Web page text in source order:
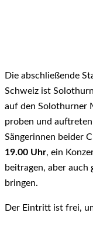
Die abschließende
Schweiz ist
auf den Solothurner
proben und
Sängerinnen beider
19.00 Uhr, ein
beitragen, aber auch
bringen.
Der Eintritt ist frei,